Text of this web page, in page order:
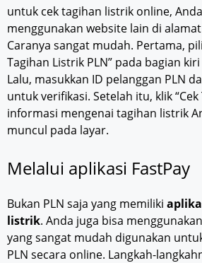
untuk cek tagihan listrik online,
menggunakan website lain di
Caranya sangat mudah. Pertama,
Tagihan Listrik PLN” pada bagian
Lalu, masukkan ID pelanggan PLN
untuk verifikasi. Setelah itu, klik “Cek
informasi mengenai tagihan listrik
muncul pada layar.
Melalui aplikasi FastPay
Bukan PLN saja yang memiliki
listrik. Anda juga bisa
yang sangat mudah digunakan
PLN secara online. Langkah-